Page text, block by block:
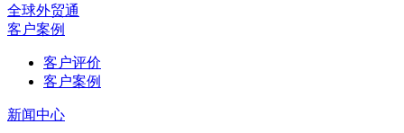
全球外贸通
客户案例
客户评价
客户案例
新闻中心